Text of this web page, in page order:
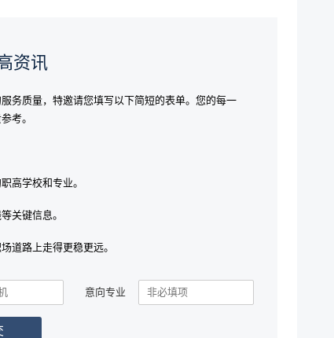
资讯
务质量，特邀请您填写以下简短的表单。您的每一
考。
高学校和专业。
关键信息。
道路上走得更稳更远。
意向专业